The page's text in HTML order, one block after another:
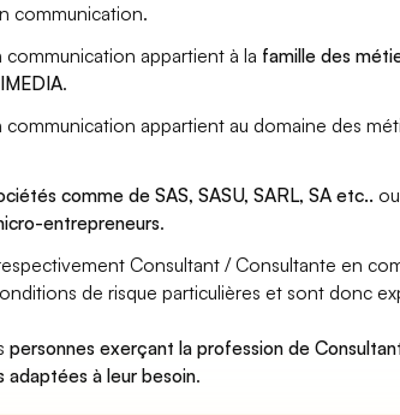
communication.
appartient à la famille des
.
appartient au domaine des
comme de SAS, SASU, SARL, SA etc..
entrepreneurs.
Consultant / Consultante en
de risque particulières et sont donc
personnes exerçant la profession de
adaptées à leur besoin.